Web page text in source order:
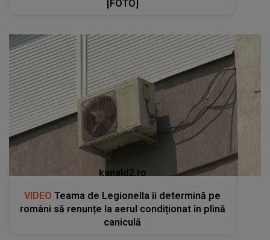
[FOTO]
kanald2.ro
VIDEO Teama de Legionella îi determină pe
români să renunțe la aerul condiționat în plină
caniculă